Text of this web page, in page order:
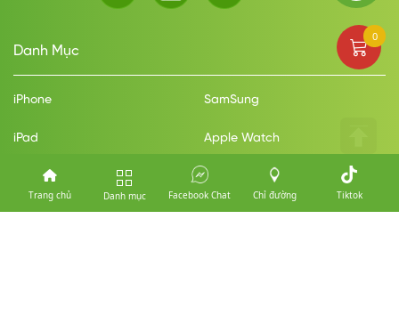
Danh Mục
iPhone SamSung
iPad Apple Watch
MacBook Điện Thoại
Phụ Kiện
0
Trang chủ Danh mục Facebook Chat Chỉ đường Tiktok